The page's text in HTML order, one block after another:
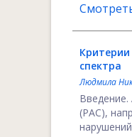
спектра
Людмила
Введение.
(РАС),